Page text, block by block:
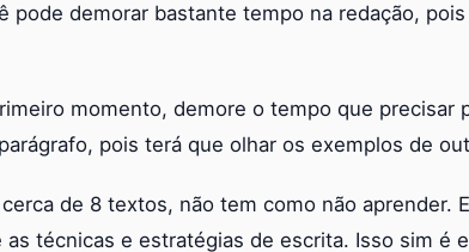
pode demorar bastante tempo na redação,
momento, demore o tempo que precisar
pois terá que olhar os exemplos de
de 8 textos, não tem como não
técnicas e estratégias de escrita. Isso sim é